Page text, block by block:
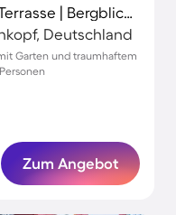
Ferienhaus mit Garten und Terrasse | Bergblick | Perfekt für die Arbeit von Zuhause
Deutschland
Garten und traumhaftem
Zum Angebot